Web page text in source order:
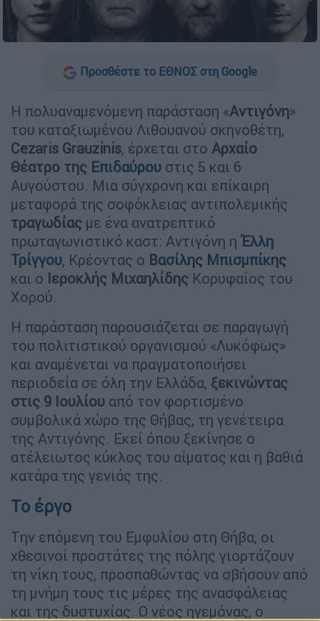
Προσθέστε το ΕΘΝΟΣ στη Google
Η πολυαναμενόμενη παράσταση «Αντιγόνη»
του καταξιωμένου Λιθουανού σκηνοθέτη,
Cezaris Grauzinis, έρχεται στο Αρχαίο
Θέατρο της Επιδαύρου στις 5 και 6
Αυγούστου. Μια σύγχρονη και επίκαιρη
μεταφορά της σοφόκλειας αντιπολεμικής
τραγωδίας με ένα ανατρεπτικό
πρωταγωνιστικό καστ: Αντιγόνη η Έλλη
Τρίγγου, Κρέοντας ο Βασίλης Μπισμπίκης
και ο Ιεροκλής Μιχαηλίδης Κορυφαίος του
Χορού.
Η παράσταση παρουσιάζεται σε παραγωγή
του πολιτιστικού οργανισμού «Λυκόφως»
και αναμένεται να πραγματοποιήσει
περιοδεία σε όλη την Ελλάδα, ξεκινώντας
στις 9 Ιουλίου από τον φορτισμένο
συμβολικά χώρο της Θήβας, τη γενέτειρα
της Αντιγόνης. Εκεί όπου ξεκίνησε ο
ατέλειωτος κύκλος του αίματος και η βαθιά
κατάρα της γενιάς της.
Το έργο
Tην επόμενη του Εμφυλίου στη Θήβα, οι
χθεσινοί προστάτες της πόλης γιορτάζουν
τη νίκη τους, προσπαθώντας να σβήσουν από
τη μνήμη τους τις μέρες της ανασφάλειας
και της δυστυχίας. Ο νέος ηγεμόνας, ο